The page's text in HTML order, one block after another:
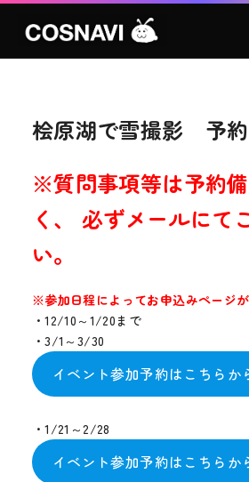
コスプレイベント
モデル撮影会
WCP
ショッカー
スタジオ
LABO
お知らせ
桧原湖で雪撮影 予
※質問事項等は予約
く、 必ずメールにて
い。
※参加日程によってお申込みページが
・12/10～1/20まで
・3/1～3/30
イベント参加予約はこちらか
・1/21～2/28
イベント参加予約はこちらか